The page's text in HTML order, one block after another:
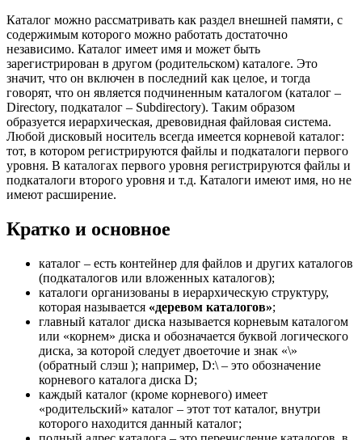
Каталог можно рассматривать как раздел внешней памяти, с
содержимым которого можно работать достаточно
независимо. Каталог имеет имя и может быть
зарегистрирован в другом (родительском) каталоге. Это
значит, что он включен в последний как целое, и тогда
говорят, что он является подчиненным каталогом (каталог –
Directory, подкаталог – Subdirectory). Таким образом
образуется иерархическая, древовидная файловая система.
Любой дисковый носитель всегда имеется корневой каталог:
тот, в котором регистрируются файлы и подкаталоги первого
уровня. В каталогах первого уровня регистрируются файлы и
подкаталоги второго уровня и т.д. Каталоги имеют имя, но не
имеют расширение.
Кратко и основное
каталог – есть контейнер для файлов и других каталогов
(подкаталогов или вложенных каталогов);
каталоги организованы в иерархическую структуру,
которая называется «деревом каталогов»;
главный каталог диска называется корневым каталогом
или «корнем» диска и обозначается буквой логического
диска, за которой следует двоеточие и знак «\»
(обратный слэш ); например, D:\ – это обозначение
корневого каталога диска D;
каждый каталог (кроме корневого) имеет
«родительский» каталог – этот тот каталог, внутри
которого находится данный каталог;